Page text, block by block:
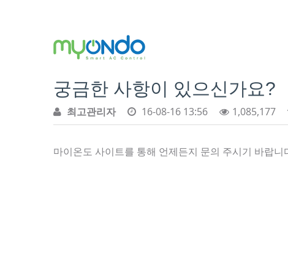
궁금한 사항이 있으신가요?
최고관리자 16-08-16 13:56 1,085,177
마이온도 사이트를 통해 언제든지 문의 주시기 바랍니